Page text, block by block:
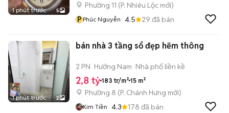
1 phút trước 5
Phường 11 (P. Nhiêu Lộc mới)
P Phúc Nguyễn 4.5 29 đã bán
1 phút trước 2
bán nhà 3 tầng sổ đẹp hẽm thông
2 PN Hướng Nam Nhà phố liền kề
2,8 tỷ 183 tr/m² 15 m²
Phường 8 (P. Chánh Hưng mới)
Kim Tiền 4.3 178 đã bán